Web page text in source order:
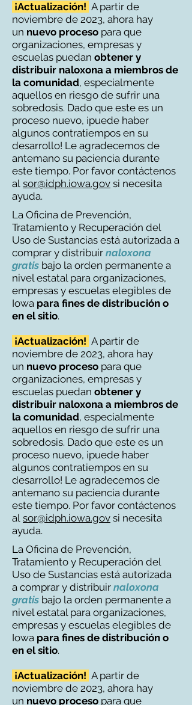
¡Actualización! A partir de
noviembre de 2023, ahora hay
un nuevo proceso para que
organizaciones, empresas y
escuelas puedan obtener y
distribuir naloxona a miembros de
la comunidad, especialmente
aquellos en riesgo de sufrir una
sobredosis. Dado que este es un
proceso nuevo, ¡puede haber
algunos contratiempos en su
desarrollo! Le agradecemos de
antemano su paciencia durante
este tiempo. Por favor contáctenos
al sor@idph.iowa.gov si necesita
ayuda.
La Oficina de Prevención,
Tratamiento y Recuperación del
Uso de Sustancias está autorizada a
comprar y distribuir naloxona
gratis bajo la orden permanente a
nivel estatal para organizaciones,
empresas y escuelas elegibles de
Iowa para fines de distribución o
en el sitio.
¡Actualización! A partir de
noviembre de 2023, ahora hay
un nuevo proceso para que
organizaciones, empresas y
escuelas puedan obtener y
distribuir naloxona a miembros de
la comunidad, especialmente
aquellos en riesgo de sufrir una
sobredosis. Dado que este es un
proceso nuevo, ¡puede haber
algunos contratiempos en su
desarrollo! Le agradecemos de
antemano su paciencia durante
este tiempo. Por favor contáctenos
al sor@idph.iowa.gov si necesita
ayuda.
La Oficina de Prevención,
Tratamiento y Recuperación del
Uso de Sustancias está autorizada
a comprar y distribuir naloxona
gratis bajo la orden permanente a
nivel estatal para organizaciones,
empresas y escuelas elegibles de
Iowa para fines de distribución o
en el sitio.
¡Actualización! A partir de
noviembre de 2023, ahora hay
un nuevo proceso para que